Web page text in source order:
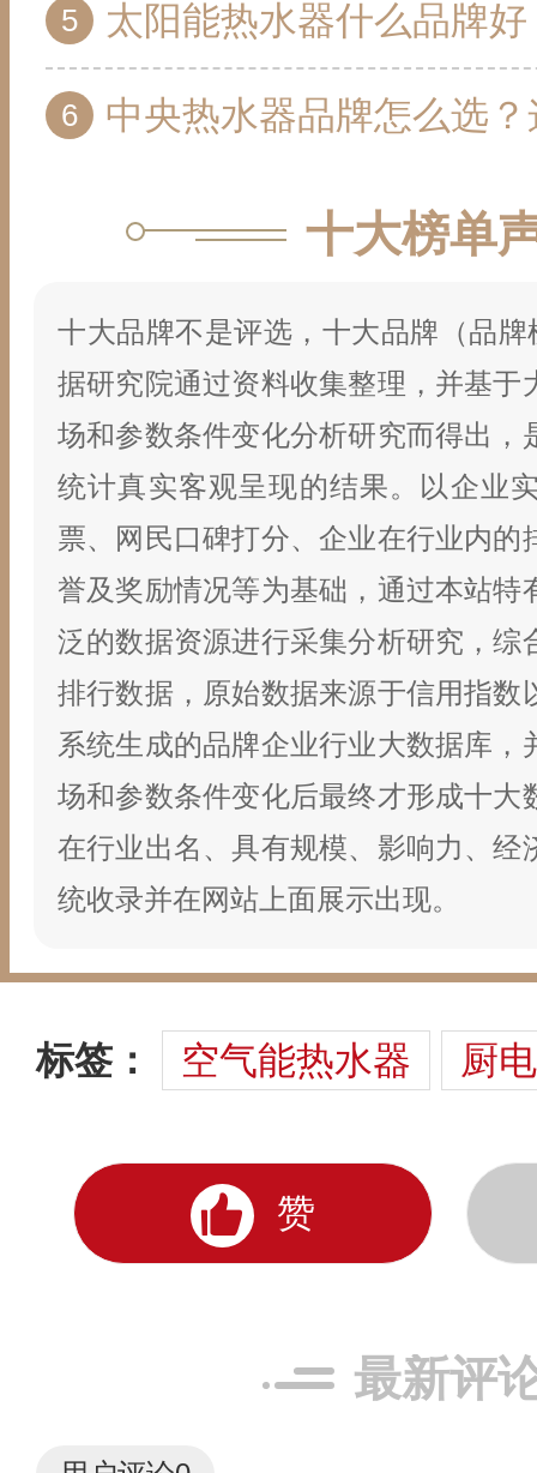
太阳能热水器什么品牌好 CNPP太阳能热
中央热水器品牌怎么选？这些中央热
十大榜单
十大品牌不是评选，十大品牌（品
据研究院通过资料收集整理，并基于
场和参数条件变化分析研究而得出，
统计真实客观呈现的结果。以企业
票、网民口碑打分、企业在行业内的
誉及奖励情况等为基础，通过本站特
泛的数据资源进行采集分析研究，综
排行数据，原始数据来源于信用指数
系统生成的品牌企业行业大数据库，
场和参数条件变化后最终才形成十大
在行业出名、具有规模、影响力、经
统收录并在网站上面展示出现。
标签： 空气能热水器 厨
赞
最新评